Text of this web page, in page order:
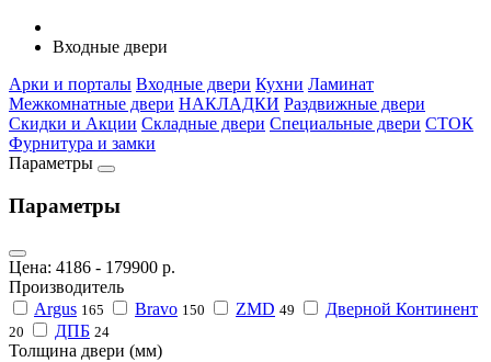
Входные двери
Арки и порталы Входные двери Кухни Ламинат
Межкомнатные двери НАКЛАДКИ Раздвижные двери
Скидки и Акции Складные двери Специальные двери СТОК
Фурнитура и замки
Параметры
Параметры
Цена: 4186 - 179900 р.
Производитель
Argus 165 Bravo 150 ZMD 49 Дверной Континент
20 ДПБ 24
Толщина двери (мм)